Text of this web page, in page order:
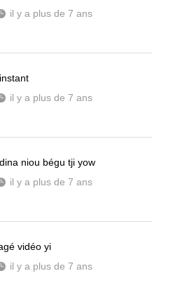
il y a plus de 7 ans
il y a plus de 7 ans
niou bégu tji yow
il y a plus de 7 ans
vidéo yi
il y a plus de 7 ans